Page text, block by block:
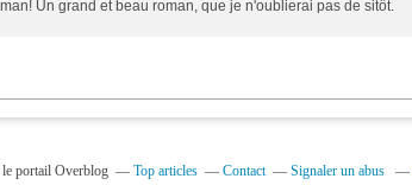
Un grand et beau roman, que je n'oublierai pas de sitôt.
portail Overblog Top articles Contact Signaler un abus